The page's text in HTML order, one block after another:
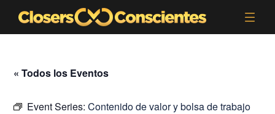
« Todos los Eventos
Event Series:Contenido de valor y bolsa de trabajo